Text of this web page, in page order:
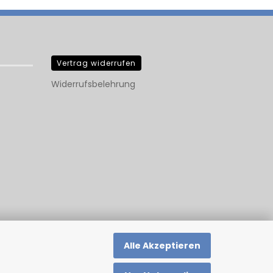
Alle Akzeptieren
Vertrag widerrufen
Widerrufsbelehrung